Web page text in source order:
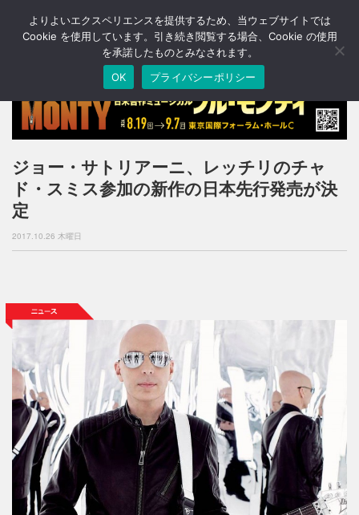
T
o
n
a
v
a
n
ジョー・サトリアーニ、レッチリのチャ
ド・スミス参加の新作の日本先行発売が決
定
2017.10.26 木曜日
よりよいエクスペリエンスを提供するため、当ウェブサイトでは
Cookie を使用しています。引き続き閲覧する場合、Cookie の使用
を承諾したものとみなされます。
OK
プライバシーポリシー